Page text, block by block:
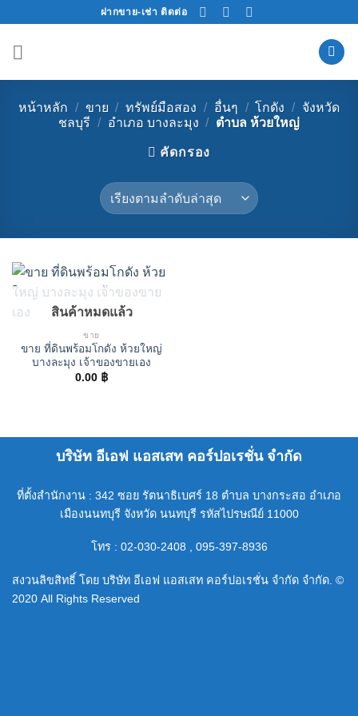
content
ฝากขาย-เช่า ติดต่อ
หน้าหลัก / ขาย / ทรัพย์มือสอง / อื่นๆ / โกดัง / จังหวัด
ชลบุรี / อำเภอ บางละมุง / ตำบล ห้วยใหญ่
คัดกรอง
สินค้าหมดแล้ว
ขาย
ขาย ที่ดินพร้อมโกดัง ห้วยใหญ่
บางละมุง เจ้าของขายเอง
0.00 ฿
บริษัท อีเอฟ แอสเสท คอร์ปอเรชั่น จำกัด
ที่ตั้งสำนักงาน : 342 ซอย รัตนาธิเบศร์ 18 ตำบล บางกระสอ อำเภอ
เมืองนนทบุรี จังหวัด นนทบุรี รหัสไปรษณีย์ 11000
โทร : 02-030-2408 , 095-397-8936
สงวนลิขสิทธิ์ โดย บริษัท อีเอฟ แอสเสท คอร์ปอเรชั่น จำกัด จำกัด. ©
2020 All Rights Reserved